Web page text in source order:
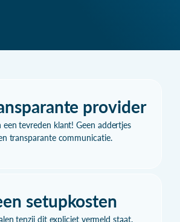
provider
tevreden klant! Geen addertjes
transparante communicatie.
setupkosten
tenzij dit expliciet vermeld staat.